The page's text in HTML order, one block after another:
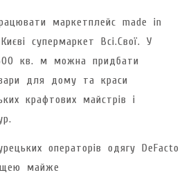
маркетплейс made in
супермаркет Всі.Свої. У
кв. м можна придбати
для дому та краси
крафтових майстрів і
операторів одягу DeFacto
майже